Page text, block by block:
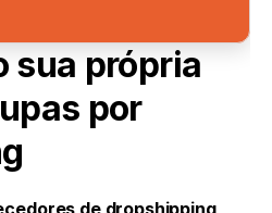
sua própria
por